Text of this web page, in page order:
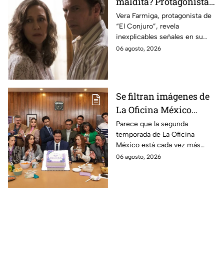
revela INQUIETANTES
señales en su cuerpo
durante la grabación de
la película
Vera Farmiga, protagonista de
“El Conjuro”, revela
inexplicables señales en su
cuerpo durante el rodaje de la
06 agosto, 2026
Se filtran imágenes de
La Oficina México
temporada 2 y un
detalle desata teorías
entre los fans
Parece que la segunda
temporada de La Oficina
México está cada vez más
cerca, pues el elenco ya se
06 agosto, 2026